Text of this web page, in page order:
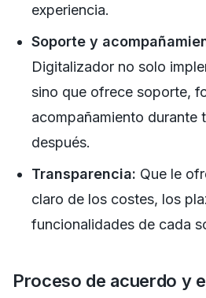
experiencia.
Soporte y
Digitalizador no solo
sino que ofrece soporte,
acompañamiento durante
después.
Transparencia: Que le
claro de los costes, los
funcionalidades de cada
Proceso de acuerdo y